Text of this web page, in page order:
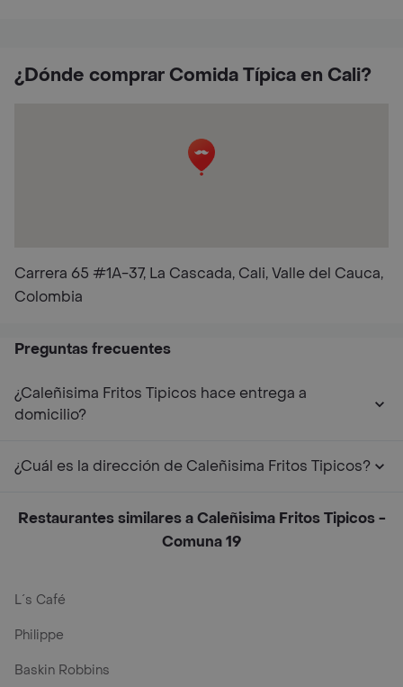
¿Dónde comprar Comida Típica en Cali?
Carrera 65 #1A-37, La Cascada, Cali, Valle del Cauca,
Colombia
Preguntas frecuentes
¿Caleñisima Fritos Tipicos hace entrega a
domicilio?
¿Cuál es la dirección de Caleñisima Fritos Tipicos?
Restaurantes similares a Caleñisima Fritos Tipicos -
Comuna 19
L´s Café
Philippe
Baskin Robbins